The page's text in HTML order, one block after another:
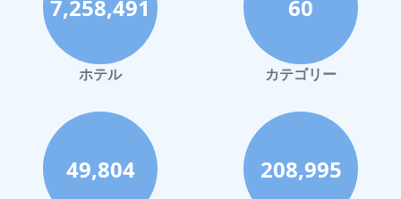
函館市でのホテル
ハワイイでのホテル
鎌倉市でのホテル
静岡市でのホテル
川崎市でのホテル
与論でのホテル
7,258,491
ホテル
60
カテゴリー
49,804 208,995